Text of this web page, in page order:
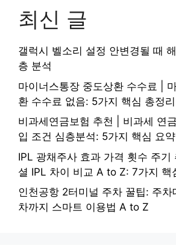
최신 글
갤럭시 벨소리 설정 안변경될 때
층 분석
마이너스통장 중도상환 수수료 |
환 수수료 없음: 5가지 핵심 총정리
비과세연금보험 추천 | 비과세 연
입 조건 심층분석: 5가지 핵심 요약
IPL 광채주사 효과 가격 횟수 주기
셜 IPL 차이 비교 A to Z: 7가지 핵
인천공항 2터미널 주차 꿀팁: 주차
차까지 스마트 이용법 A to Z